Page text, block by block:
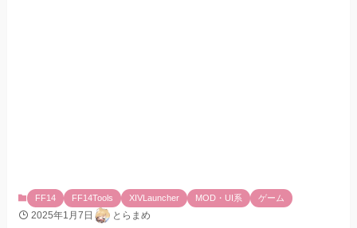
FF14 FF14Tools XIVLauncher MOD・UI系 ゲーム
2025年1月7日 とらまめ